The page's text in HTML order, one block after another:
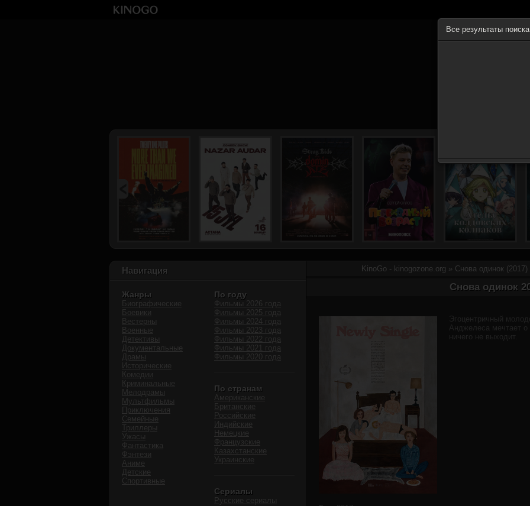
KinoGo - kinogozone.org » Снова одинок
Снова одинок
Эгоцентричный
Анджелеса мечтает о
ничего не выходит.
Навигация
Жанры
Биографические
Боевики
Вестерны
Военные
Детективы
Документальные
Драмы
Исторические
Комедии
Криминальные
Мелодрамы
Мультфильмы
Приключения
Семейные
Триллеры
Ужасы
Фантастика
Фэнтези
Аниме
Детские
Спортивные
По году
Фильмы 2026 года
Фильмы 2025 года
Фильмы 2024 года
Фильмы 2023 года
Фильмы 2022 года
Фильмы 2021 года
Фильмы 2020 года
По странам
Американские
Британские
Российские
Индийские
Немецкие
Французские
Казахстанские
Украинские
Сериалы
Русские сериалы
Все результаты